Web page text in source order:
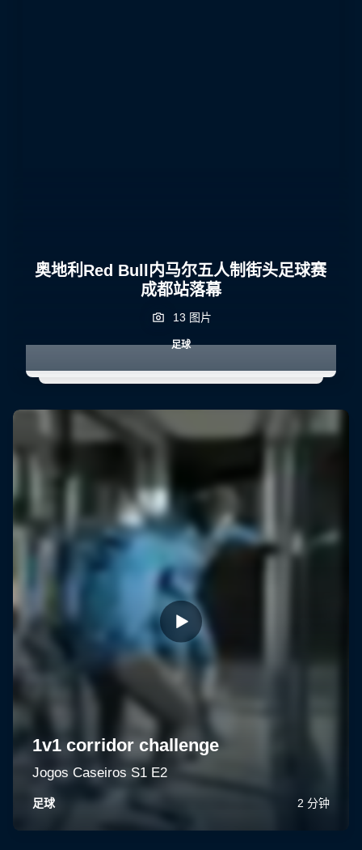
奥地利Red Bull内马尔五人制街头足球赛
成都站落幕
13 图片
足球